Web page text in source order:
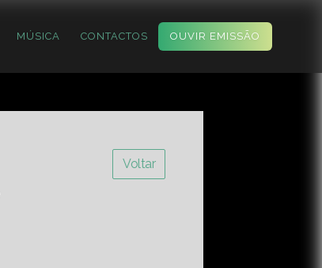
MÚSICA CONTACTOS OUVIR EMISSÃO
Voltar